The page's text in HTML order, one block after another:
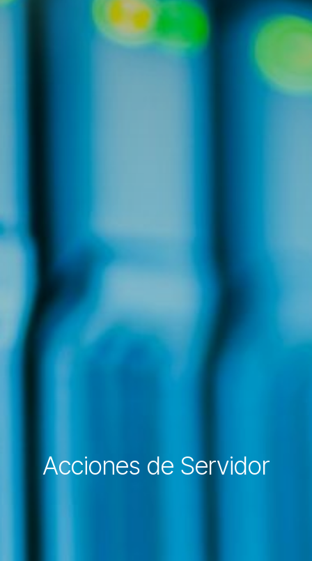
Acciones de Servidor